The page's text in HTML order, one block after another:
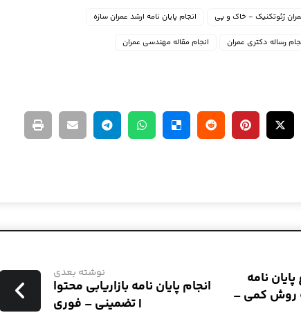
ژئوتکنیک - خاک و پی انجام پایان نامه ارشد عمران سازه
رساله دکتری عمران انجام مقاله مهندسی عمران
نامه
روش کمی –
نوشته بعدی
انجام پایان نامه بازاریابی محتوا
| تضمینی – فوری